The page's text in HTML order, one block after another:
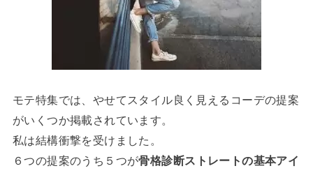
モテ特集では、やせてスタイル良く見えるコーデの提案
がいくつか掲載されています。
私は結構衝撃を受けました。
６つの提案のうち５つが骨格診断ストレートの基本アイ